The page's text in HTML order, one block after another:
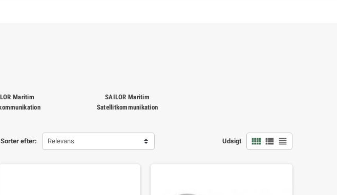
Maritim
SAILOR Maritim
Satellitkommunikation
Sorter efter: Relevans Udsigt view_comfy view_list view_headline